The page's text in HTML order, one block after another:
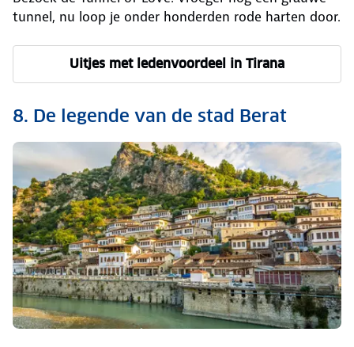
tunnel, nu loop je onder honderden rode harten door.
Uitjes met ledenvoordeel in Tirana
8. De legende van de stad Berat